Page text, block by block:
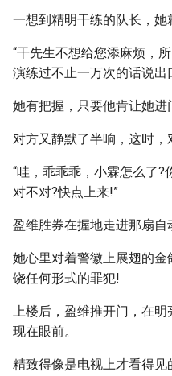
一想到精明干练的队长，她
“干先生不想给您添麻烦，
演练过不止一万次的话说出
她有把握，只要他肯让她进
对方又静默了半晌，这时，
“哇，乖乖乖，小霖怎么了
对不对?快点上来!”
盈维胜券在握地走进那扇自
她心里对着警徽上展翅的
饶任何形式的罪犯!
上楼后，盈维推开门，在
现在眼前。
精致得像是电视上才看得